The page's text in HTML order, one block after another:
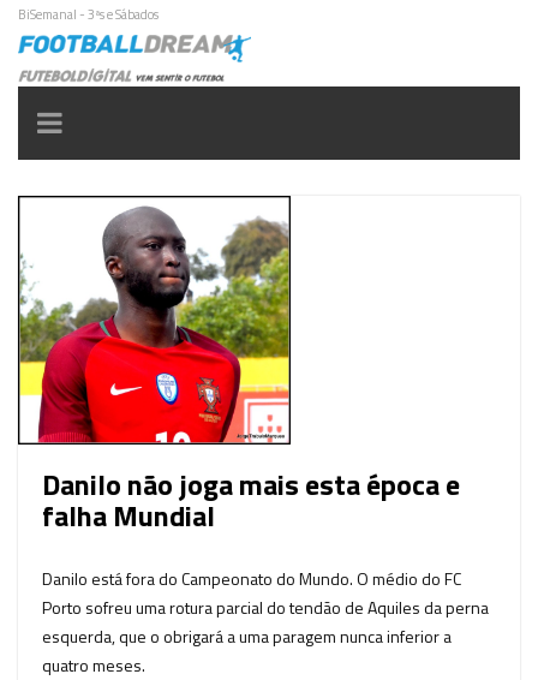
BiSemanal - 3ªs e Sábados
Toggle
navigation
Danilo não joga mais esta época e
falha Mundial
Danilo está fora do Campeonato do Mundo. O médio do FC
Porto sofreu uma rotura parcial do tendão de Aquiles da perna
esquerda, que o obrigará a uma paragem nunca inferior a
quatro meses.